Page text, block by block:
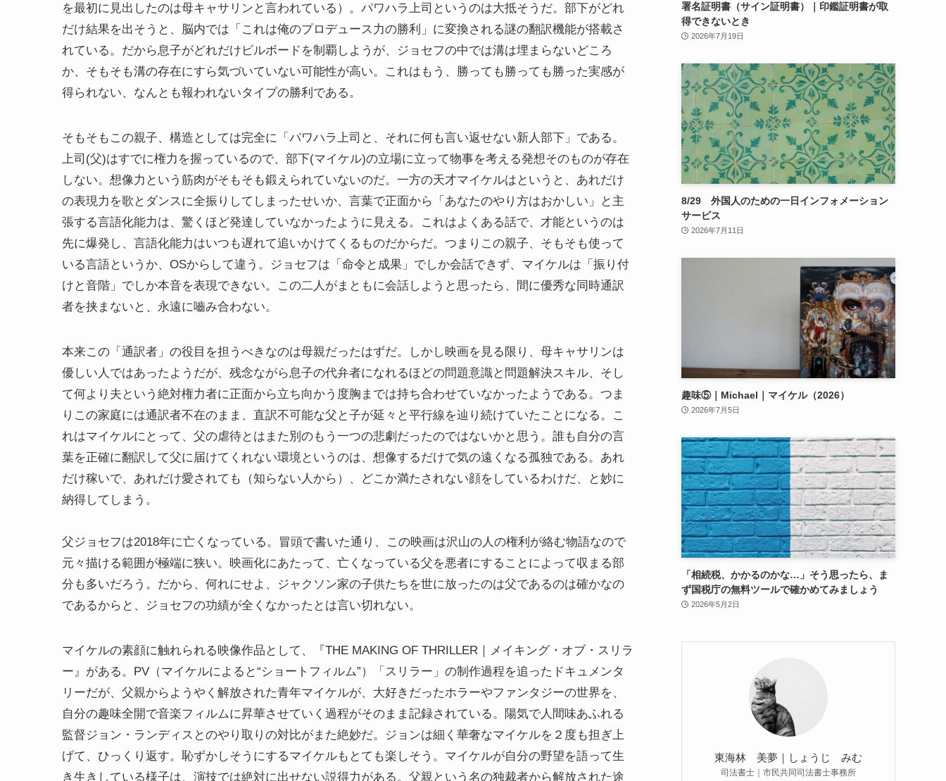
を最初に見出したのは母キャサリンと言われている）。パワハラ上司というのは大抵そうだ。部下がどれ
だけ結果を出そうと、脳内では「これは俺のプロデュース力の勝利」に変換される謎の翻訳機能が搭載さ
れている。だから息子がどれだけビルボードを制覇しようが、ジョセフの中では溝は埋まらないどころ
か、そもそも溝の存在にすら気づいていない可能性が高い。これはもう、勝っても勝っても勝った実感が
得られない、なんとも報われないタイプの勝利である。
そもそもこの親子、構造としては完全に「パワハラ上司と、それに何も言い返せない新人部下」である。
上司(父)はすでに権力を握っているので、部下(マイケル)の立場に立って物事を考える発想そのものが存在
しない。想像力という筋肉がそもそも鍛えられていないのだ。一方の天才マイケルはというと、あれだけ
の表現力を歌とダンスに全振りしてしまったせいか、言葉で正面から「あなたのやり方はおかしい」と主
張する言語化能力は、驚くほど発達していなかったように見える。これはよくある話で、才能というのは
先に爆発し、言語化能力はいつも遅れて追いかけてくるものだからだ。つまりこの親子、そもそも使って
いる言語というか、OSからして違う。ジョセフは「命令と成果」でしか会話できず、マイケルは「振り付
けと音階」でしか本音を表現できない。この二人がまともに会話しようと思ったら、間に優秀な同時通訳
者を挟まないと、永遠に嚙み合わない。
本来この「通訳者」の役目を担うべきなのは母親だったはずだ。しかし映画を見る限り、母キャサリンは
優しい人ではあったようだが、残念ながら息子の代弁者になれるほどの問題意識と問題解決スキル、そし
て何より夫という絶対権力者に正面から立ち向かう度胸までは持ち合わせていなかったようである。つま
りこの家庭には通訳者不在のまま、直訳不可能な父と子が延々と平行線を辿り続けていたことになる。こ
れはマイケルにとって、父の虐待とはまた別のもう一つの悲劇だったのではないかと思う。誰も自分の言
葉を正確に翻訳して父に届けてくれない環境というのは、想像するだけで気の遠くなる孤独である。あれ
だけ稼いで、あれだけ愛されても（知らない人から）、どこか満たされない顔をしているわけだ、と妙に
納得してしまう。
父ジョセフは2018年に亡くなっている。冒頭で書いた通り、この映画は沢山の人の権利が絡む物語なので
元々描ける範囲が極端に狭い。映画化にあたって、亡くなっている父を悪者にすることによって収まる部
分も多いだろう。だから、何れにせよ、ジャクソン家の子供たちを世に放ったのは父であるのは確かなの
であるからと、ジョセフの功績が全くなかったとは言い切れない。
マイケルの素顔に触れられる映像作品として、『THE MAKING OF THRILLER｜メイキング・オブ・スリラ
ー』がある。PV（マイケルによると“ショートフィルム”）「スリラー」の制作過程を追ったドキュメンタ
リーだが、父親からようやく解放された青年マイケルが、大好きだったホラーやファンタジーの世界を、
自分の趣味全開で音楽フィルムに昇華させていく過程がそのまま記録されている。陽気で人間味あふれる
監督ジョン・ランディスとのやり取りの対比がまた絶妙だ。ジョンは細く華奢なマイケルを２度も担ぎ上
げて、ひっくり返す。恥ずかしそうにするマイケルもとても楽しそう。マイケルが自分の野望を語って生
き生きしている様子は、演技では絶対に出せない説得力がある。父親という名の独裁者から解放された途
署名証明書（サイン証明書）｜印鑑証明書が取
得できないとき
2026年7月19日
8/29 外国人のための一日インフォメーション
サービス
2026年7月11日
趣味⑤｜Michael｜マイケル（2026）
2026年7月5日
「相続税、かかるのかな…」そう思ったら、ま
ず国税庁の無料ツールで確かめてみましょう
2026年5月2日
東海林 美夢｜しょうじ みむ
司法書士｜市民共同司法書士事務所